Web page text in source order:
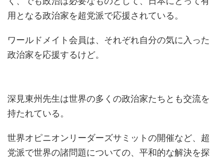
用となる政治家を超党派で応援されている。
ワールドメイト会員は、それぞれ自分の気に入った
政治家を応援するけど。
深見東州先生は世界の多くの政治家たちとも交流を
持たれている。
世界オピニオンリーダーズサミットの開催など、超
党派で世界の諸問題についての、平和的な解決を探